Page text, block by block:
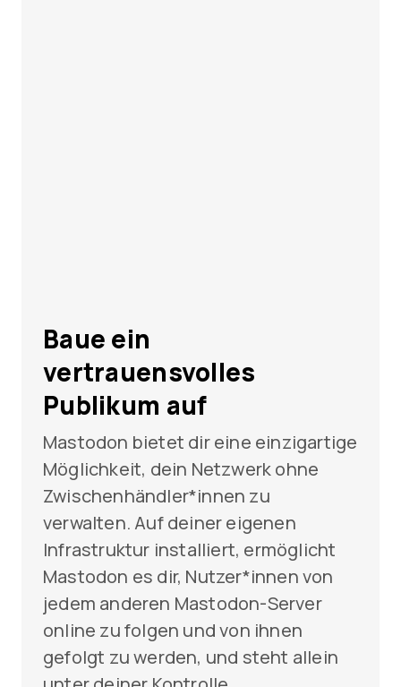
Baue ein
vertrauensvolles
Publikum auf
Mastodon bietet dir eine einzigartige
Möglichkeit, dein Netzwerk ohne
Zwischenhändler*innen zu
verwalten. Auf deiner eigenen
Infrastruktur installiert, ermöglicht
Mastodon es dir, Nutzer*innen von
jedem anderen Mastodon-Server
online zu folgen und von ihnen
gefolgt zu werden, und steht allein